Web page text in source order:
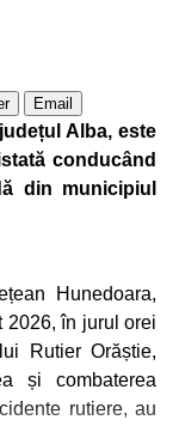
Email
Alba, este
conducând
din municipiul
Hunedoara,
2026, în jurul orei
Rutier Orăștie,
și combaterea
rutiere, au